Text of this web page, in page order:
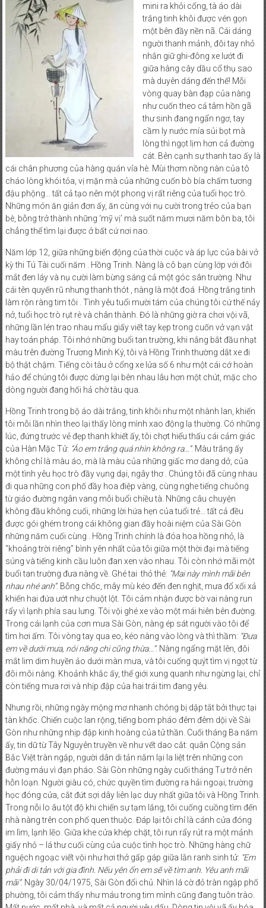
mini ra khỏi cổng, tà áo dài
trắng tinh khôi được vén gọn
một bên đầy nền nã. Cái dáng
người thanh mảnh, đôi tay nhỏ
nhắn giữ ghi-đông xe lướt đi
giữa hàng cây dầu cổ thụ sao
mà duyên dáng đến thế! Mỗi
vòng quay bàn đạp của nàng
như cuốn theo cả tâm hồn gã
thư sinh đang ngẩn ngơ, tay
cầm ly nước mía sủi bọt mà
lòng thì ngọt lịm hơn cả đường
cát. Bên cạnh sự thanh tao ấy là
cái chân phương của hàng quán vỉa hè. Mùi thơm nồng nàn của tô
cháo lòng khói tỏa, vị mặn mà của những cuốn bò bía chấm tương
đậu phộng… tất cả tạo nên một phong vị rất riêng của tuổi học trò.
Những món ăn giản đơn ấy, ăn cùng với nụ cười trong trẻo của bạn
bè, bỗng trở thành những ‘mỹ vị’ mà suốt năm mươi năm bôn ba, tôi
chẳng thể tìm lại được ở bất cứ nơi nao.
Năm lớp 12, giữa những biến động của thời cuộc và áp lực của bài vở
kỳ thi Tú Tài cuối năm . Hồng Trinh. Nàng là cô bạn cùng lớp với đôi
mắt đen láy và nụ cười làm bừng sáng cả một góc sân trường. Như
cái tên quyến rũ nhưng thanh thót , nàng là một đoá Hồng trắng tinh
làm rộn ràng tim tôi . Tình yêu tuổi mười tám của chúng tôi cứ thế nảy
nở, tuổi học trò rụt rè và chân thành. Đó là những giờ ra chơi vội vã,
những lần lén trao nhau mẩu giấy viết tay kẹp trong cuốn vở vạn vật
hay toán pháp. Tôi nhớ những buổi tan trường, khi nắng bắt đầu nhạt
màu trên đường Trương Minh Ký, tôi và Hồng Trinh thường dắt xe đi
bộ thật chậm. Tiếng còi tàu ở cổng xe lửa số 6 như một cái cớ hoàn
hảo để chúng tôi được dừng lại bên nhau lâu hơn một chút, mặc cho
dòng người đang hối hả chờ tàu qua.
Hồng Trinh trong bộ áo dài trắng, tinh khôi như một nhành lan, khiến
tôi mỗi lần nhìn theo lại thấy lòng mình xao động lạ thường. Có những
lúc, đứng trước vẻ đẹp thanh khiết ấy, tôi chợt hiểu thấu cái cảm giác
của Hàn Mặc Tử: “Áo em trắng quá nhìn không ra…”. Màu trắng ấy
không chỉ là màu áo, mà là màu của những giấc mơ dang dở, của
một tình yêu học trò đầy vụng dại, ngây thơ . Chúng tôi đã cùng nhau
đi qua những con phố đầy hoa điệp vàng, cùng nghe tiếng chuông
từ giáo đường ngân vang mỗi buổi chiều tà. Những câu chuyện
không đầu không cuối, những lời hứa hẹn của tuổi trẻ… tất cả đều
được gói ghém trong cái không gian đầy hoài niệm của Sài Gòn
những năm cuối cùng . Hồng Trinh chính là đóa hoa hồng nhỏ, là
“khoảng trời riêng” bình yên nhất của tôi giữa một thời đại mà tiếng
súng và tiếng kinh cầu luôn đan xen vào nhau. Tôi còn nhớ mãi một
buổi tan trường đưa nàng về. Ghé tai thỏ thẻ: “Mai này mình mãi bên
nhau nhé anh”. Bỗng chốc, mây mù kéo đến đen nghịt, mưa đổ xối xả
khiến hai đứa ướt như chuột lột. Tôi cảm nhận được bờ vai nàng run
rẩy vì lạnh phía sau lưng. Tôi vội ghé xe vào một mái hiên bên đường.
Trong cái lạnh của cơn mưa Sài Gòn, nàng ép sát người vào tôi để
tìm hơi ấm. Tôi vòng tay qua eo, kéo nàng vào lòng và thì thầm: “Đưa
em về dưới mưa, nói năng chi cũng thừa…”. Nàng ngẩng mặt lên, đôi
mắt lim dim huyền ảo dưới màn mưa, và tôi cuống quýt tìm vị ngọt từ
đôi môi nàng. Khoảnh khắc ấy, thế giới xung quanh như ngừng lại, chỉ
còn tiếng mưa rơi và nhịp đập của hai trái tim đang yêu.
Nhưng rồi, những ngày mộng mơ nhanh chóng bị dập tắt bởi thực tại
tàn khốc. Chiến cuộc lan rộng, tiếng bom pháo đêm đêm dội về Sài
Gòn như những nhịp đập kinh hoàng của tử thần. Cuối tháng Ba năm
ấy, tin dữ từ Tây Nguyên truyền về như vết dao cắt: quân Cộng sản
Bắc Việt tràn ngập, người dân di tản nằm lại la liệt trên những con
đường máu vì đạn pháo. Sài Gòn những ngày cuối tháng Tư trở nên
hỗn loạn. Người giàu có, chức quyền tìm đường ra hải ngoại; trường
học đóng cửa, cắt đứt sợi dây liên lạc duy nhất giữa tôi và Hồng Trinh.
Trong nỗi lo âu tột độ khi chiến sự tạm lắng, tôi cuống cuồng tìm đến
nhà nàng trên con phố quen thuộc. Đáp lại tôi chỉ là cánh cửa đóng
im lìm, lạnh lẽo. Giữa khe cửa khép chặt, tôi run rẩy rút ra một mảnh
giấy nhỏ – lá thư cuối cùng của cuộc tình học trò. Những hàng chữ
nguệch ngoạc viết vội như hơi thở gấp gáp giữa lằn ranh sinh tử: “Em
phải đi di tản với gia đình. Nếu yên ổn em sẽ về tìm anh. Yêu anh mãi
mãi”. Ngày 30/04/1975, Sài Gòn đổi chủ. Nhìn lá cờ đỏ tràn ngập phố
phường, tôi cảm thấy như máu trong tim mình cũng đang tuôn trào.